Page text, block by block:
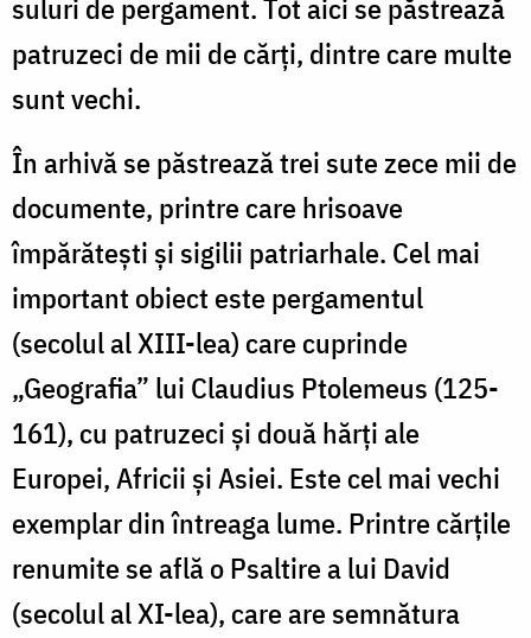
suluri de pergament. Tot aici se păstrează
patruzeci de mii de cărți, dintre care multe
sunt vechi.
În arhivă se păstrează trei sute zece mii de
documente, printre care hrisoave
împărătești și sigilii patriarhale. Cel mai
important obiect este pergamentul
(secolul al XIII-lea) care cuprinde
„Geografia” lui Claudius Ptolemeus (125-
161), cu patruzeci și două hărți ale
Europei, Africii și Asiei. Este cel mai vechi
exemplar din întreaga lume. Printre cărțile
renumite se află o Psaltire a lui David
(secolul al XI-lea), care are semnătura